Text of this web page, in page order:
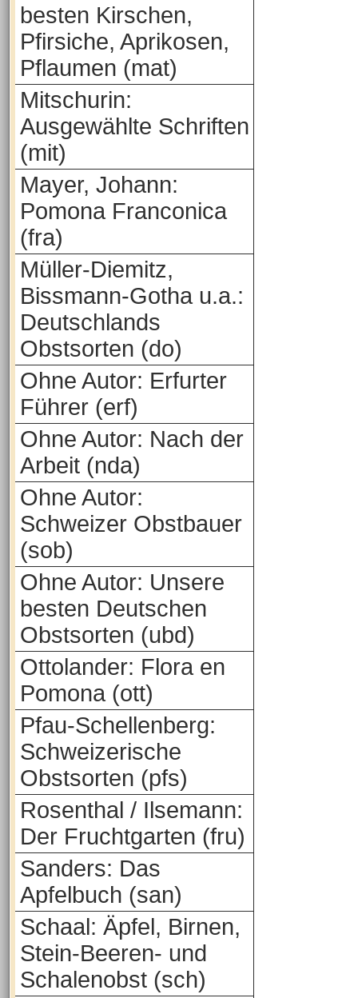
besten Kirschen,
Pfirsiche, Aprikosen,
Pflaumen (mat)
Mitschurin:
Ausgewählte Schriften
(mit)
Mayer, Johann:
Pomona Franconica
(fra)
Müller-Diemitz,
Bissmann-Gotha u.a.:
Deutschlands
Obstsorten (do)
Ohne Autor: Erfurter
Führer (erf)
Ohne Autor: Nach der
Arbeit (nda)
Ohne Autor:
Schweizer Obstbauer
(sob)
Ohne Autor: Unsere
besten Deutschen
Obstsorten (ubd)
Ottolander: Flora en
Pomona (ott)
Pfau-Schellenberg:
Schweizerische
Obstsorten (pfs)
Rosenthal / Ilsemann:
Der Fruchtgarten (fru)
Sanders: Das
Apfelbuch (san)
Schaal: Äpfel, Birnen,
Stein-Beeren- und
Schalenobst (sch)